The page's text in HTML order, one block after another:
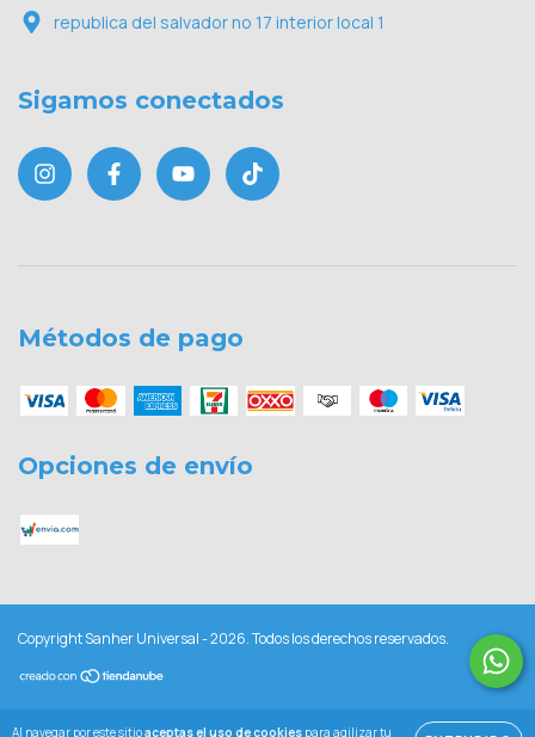
Al navegar por este sitioaceptas el uso de cookies para agilizar tu
republica del salvador no 17 interior local 1
Sigamos conectados
Métodos de pago
Opciones de envío
Copyright Sanher Universal - 2026. Todos los derechos reservados.